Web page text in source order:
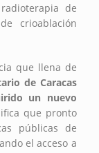
de
crioablación
que llena de
de Caracas
un nuevo
que pronto
públicas de
el acceso a